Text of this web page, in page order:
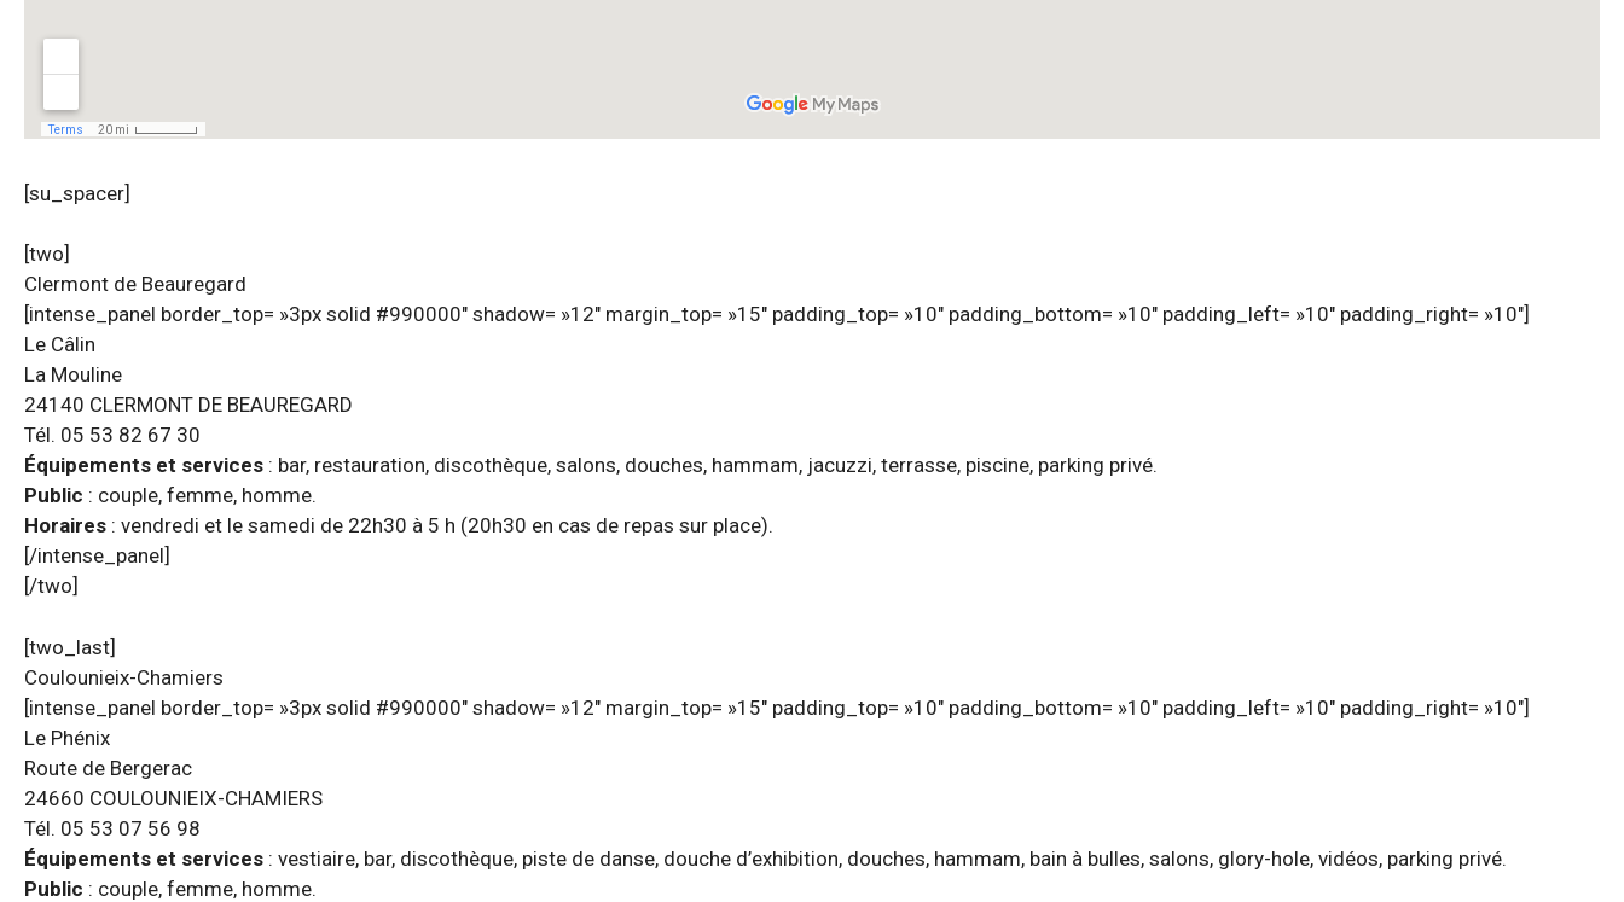
[su_spacer]
[two]
Clermont de Beauregard
[intense_panel border_top= »3px solid #990000″ shadow= »12″ margin_top= »15″ padding_top= »10″ padding_bottom= »10″ padding_left= »10″ padding_right= »10″]
Le Câlin
La Mouline
24140 CLERMONT DE BEAUREGARD
Tél. 05 53 82 67 30
Équipements et services : bar, restauration, discothèque, salons, douches, hammam, jacuzzi, terrasse, piscine, parking privé.
Public : couple, femme, homme.
Horaires : vendredi et le samedi de 22h30 à 5 h (20h30 en cas de repas sur place).
[/intense_panel]
[/two]
[two_last]
Coulounieix-Chamiers
[intense_panel border_top= »3px solid #990000″ shadow= »12″ margin_top= »15″ padding_top= »10″ padding_bottom= »10″ padding_left= »10″ padding_right= »10″]
Le Phénix
Route de Bergerac
24660 COULOUNIEIX-CHAMIERS
Tél. 05 53 07 56 98
Équipements et services : vestiaire, bar, discothèque, piste de danse, douche d’exhibition, douches, hammam, bain à bulles, salons, glory-hole, vidéos, parking privé.
Public : couple, femme, homme.